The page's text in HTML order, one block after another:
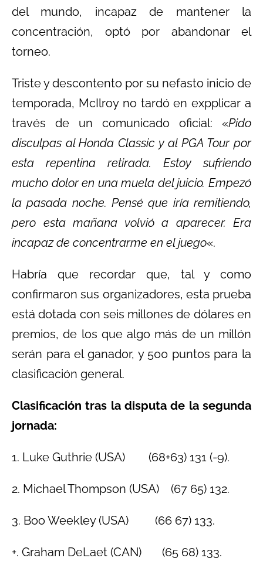
del mundo, incapaz de mantener la
concentración, optó por abandonar el
torneo.
Triste y descontento por su nefasto inicio de
temporada, McIlroy no tardó en expplicar a
través de un comunicado oficial: «Pido
disculpas al Honda Classic y al PGA Tour por
esta repentina retirada. Estoy sufriendo
mucho dolor en una muela del juicio. Empezó
la pasada noche. Pensé que iría remitiendo,
pero esta mañana volvió a aparecer. Era
incapaz de concentrarme en el juego«.
Habría que recordar que, tal y como
confirmaron sus organizadores, esta prueba
está dotada con seis millones de dólares en
premios, de los que algo más de un millón
serán para el ganador, y 500 puntos para la
clasificación general.
Clasificación tras la disputa de la segunda
jornada:
1. Luke Guthrie (USA) (68+63) 131 (-9).
2. Michael Thompson (USA) (67 65) 132.
3. Boo Weekley (USA) (66 67) 133.
+. Graham DeLaet (CAN) (65 68) 133.